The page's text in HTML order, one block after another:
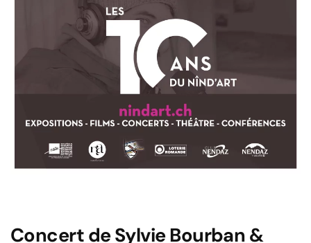
Concert de Sylvie Bourban &